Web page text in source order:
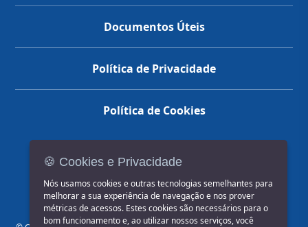
Documentos Úteis
Política de Privacidade
Política de Cookies
🍪 Cookies e Privacidade
Nós usamos cookies e outras tecnologias semelhantes para
melhorar a sua experiência de navegação e nos prover
métricas de acessos. Estes cookies são necessários para o
bom funcionamento e, ao utilizar nossos serviços, você